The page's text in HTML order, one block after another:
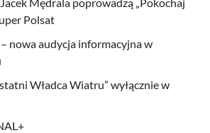
Polsat
– nowa audycja informacyjna w
Władca Wiatru” wyłącznie w